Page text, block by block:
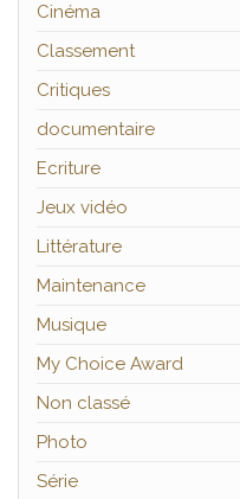
Cinéma
Classement
Critiques
documentaire
Ecriture
Jeux vidéo
Littérature
Maintenance
Musique
My Choice Award
Non classé
Photo
Série